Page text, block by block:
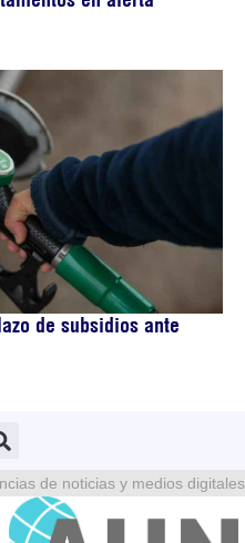
de subsidios ante
de noticias y medios digitales